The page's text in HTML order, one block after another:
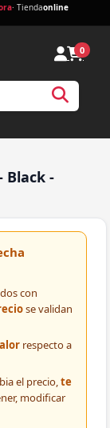
· Tiendaonline
0
Black -
con
se validan
respecto a
el precio,te
modificar